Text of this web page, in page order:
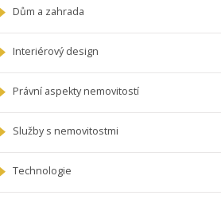
Dům a zahrada
Interiérový design
Právní aspekty nemovitostí
Služby s nemovitostmi
Technologie